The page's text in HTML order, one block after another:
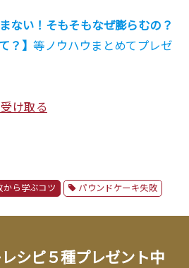
ない！そもそもなぜ膨らむの？
？】等ノウハウまとめてプレゼ
け取る
から学ぶコツ パウンドケーキ失敗
シピ５種プレゼント中